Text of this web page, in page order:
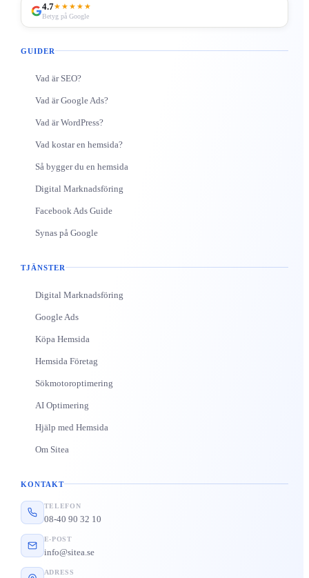
4.7★★★★★
Betyg på Google
GUIDER
Vad är SEO?
Vad är Google Ads?
Vad är WordPress?
Vad kostar en hemsida?
Så bygger du en hemsida
Digital Marknadsföring
Facebook Ads Guide
Synas på Google
TJÄNSTER
Digital Marknadsföring
Google Ads
Köpa Hemsida
Hemsida Företag
Sökmotoroptimering
AI Optimering
Hjälp med Hemsida
Om Sitea
KONTAKT
TELEFON
08-40 90 32 10
E-POST
info@sitea.se
ADRESS